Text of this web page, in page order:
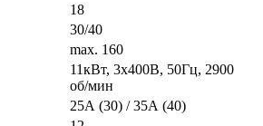
18
30/40
max. 160
11кВт, 3x400В, 50Гц, 2900
об/мин
25А (30) / 35А (40)